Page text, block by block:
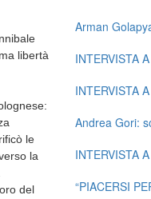
libertà
le
la
del
Arman
INTERVISTA
INTERVISTA
Andrea Gori:
INTERVISTA
“PIACERSI